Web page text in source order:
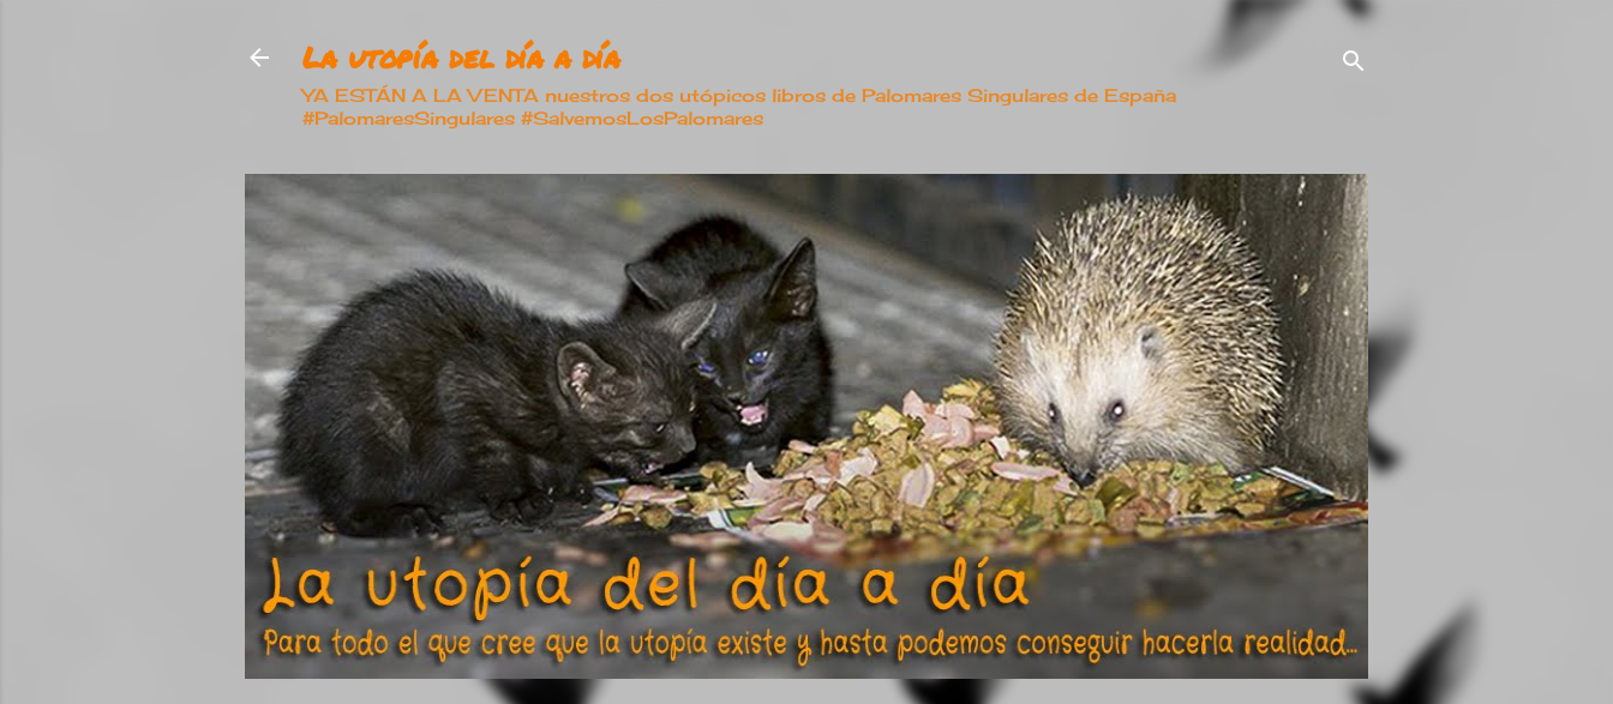
La utopía del día a día
YA ESTÁN A LA VENTA nuestros dos utópicos libros de Palomares Singulares de España
#PalomaresSingulares #SalvemosLosPalomares